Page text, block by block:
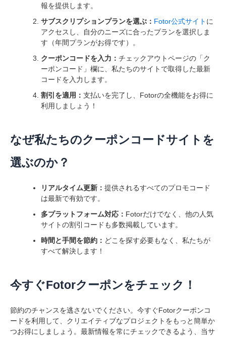
報を提供します。
サブスクリプションプランを選ぶ： Fotor公式サイト に
アクセスし、自分のニーズに合ったプランを選択しま
す（年間プランがお得です）。
クーポンコードを入力：チェックアウトページの「ク
ーポンコード」欄に、私たちのサイトで取得した最新
コードを入力します。
割引を適用：支払いを完了し、Fotorの全機能をお得に
利用しましょう！
なぜ私たちのクーポンコードサイトを
選ぶのか？
リアルタイム更新：提供されるすべてのプロモコード
は最新で有効です。
多プラットフォーム対応： Fotorだけでなく、他の人気
サイトの割引コードも多数掲載しています。
時間と手間を節約： どこを探す必要もなく、私たちが
すべて解決します！
今すぐFotorクーポンをチェック！
節約のチャンスを逃さないでください。今すぐFotorクーポンコ
ードを利用して、クリエイティブなプロジェクトをもっと簡単か
つお得にしましょう。最新情報を常にチェックできるよう、当サ